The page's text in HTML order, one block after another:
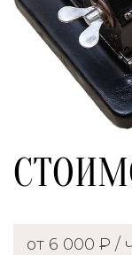
от 6 000 ₽ /